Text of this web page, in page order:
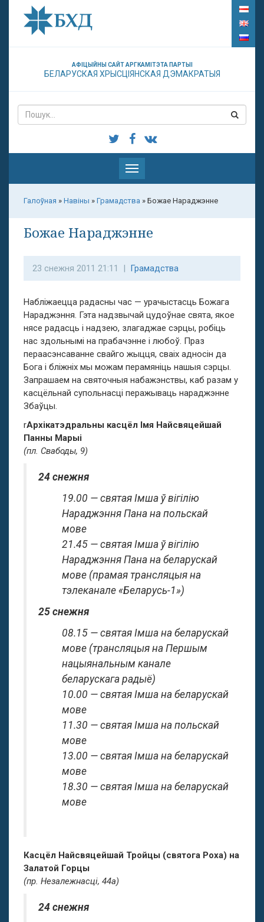
АФІЦЫЙНЫ САЙТ АРГКАМІТЭТА ПАРТЫІ
БЕЛАРУСКАЯ ХРЫСЦІЯНСКАЯ ДЭМАКРАТЫЯ
Паказаць
меню
Галоўная » Навіны » Грамадства » Божае Нараджэнне
Божае Нараджэнне
23 снежня 2011 21:11 | Грамадства
Набліжаецца радасны час — урачыстасць Божага
Нараджэння. Гэта надзвычай цудоўнае свята, якое
нясе радасць і надзею, злагаджае сэрцы, робіць
нас здольнымі на прабачэнне і любоў. Праз
пераасэнсаванне свайго жыцця, сваіх адносін да
Бога і бліжніх мы можам перамяніць нашыя сэрцы.
Запрашаем на святочныя набажэнствы, каб разам у
касцёльнай супольнасці перажываць нараджэнне
Збаўцы.
rАрхікатэдральны касцёл Імя Найсвяцейшай
Панны Марыі
(пл. Свабоды, 9)
24 снежня
19.00 — святая Імша ў вігілію
Нараджэння Пана на польскай
мове
21.45 — святая Імша ў вігілію
Нараджэння Пана на беларускай
мове (прамая трансляцыя на
тэлеканале «Беларусь-1»)
25 снежня
08.15 — святая Імша на беларускай
мове (трансляцыя на Першым
нацыянальным канале
беларускага радыё)
10.00 — святая Імша на беларускай
мове
11.30 — святая Імша на польскай
мове
13.00 — святая Імша на беларускай
мове
18.30 — святая Імша на беларускай
мове
Касцёл Найсвяцейшай Тройцы (святога Роха) на
Залатой Горцы
(пр. Незалежнасці, 44а)
24 снежня